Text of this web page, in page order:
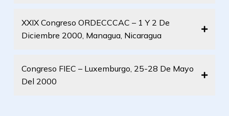
XXIX Congreso ORDECCCAC – 1 Y 2 De
Diciembre 2000, Managua, Nicaragua
Congreso FIEC – Luxemburgo, 25-28 De Mayo
Del 2000